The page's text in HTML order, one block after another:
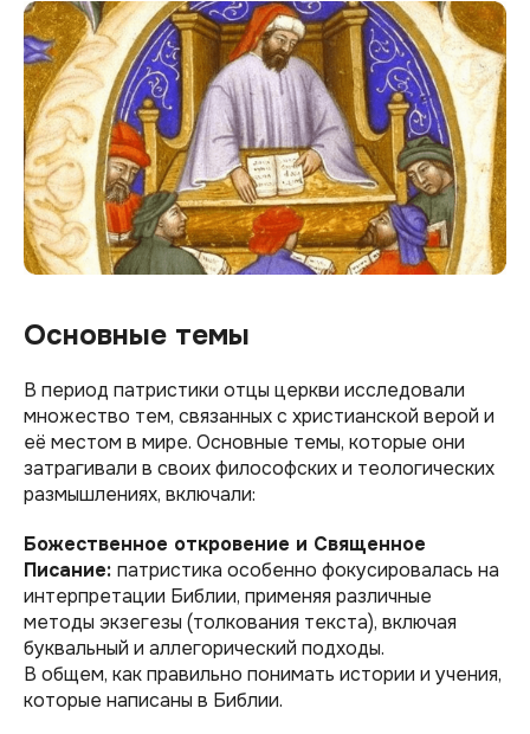
Основные темы
В период патристики отцы церкви исследовали
множество тем, связанных с христианской верой и
её местом в мире. Основные темы, которые они
затрагивали в своих философских и теологических
размышлениях, включали:
Божественное откровение и Священное
Писание: патристика особенно фокусировалась на
интерпретации Библии, применяя различные
методы экзегезы (толкования текста), включая
буквальный и аллегорический подходы.
В общем, как правильно понимать истории и учения,
которые написаны в Библии.